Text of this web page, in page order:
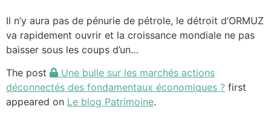
Il n’y aura pas de pénurie de pétrole, le détroit d’ORMUZ
va rapidement ouvrir et la croissance mondiale ne pas
baisser sous les coups d’un…
The post
Une bulle sur les marchés actions
déconnectés des fondamentaux économiques ? first
appeared on Le blog Patrimoine.